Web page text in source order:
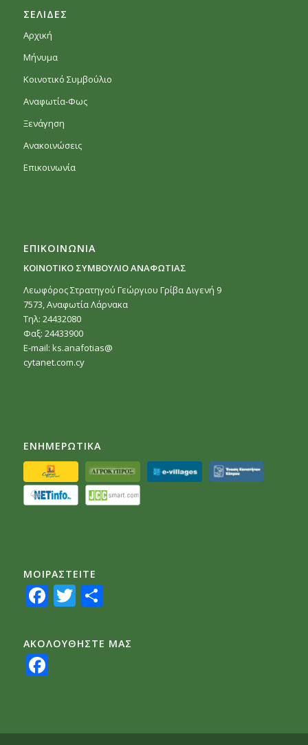
ΣΕΛΙΔΕΣ
Αρχική
Μήνυμα
Κοινοτικό Συμβούλιο
Αναφωτία-Φως
Ξενάγηση
Ανακοινώσεις
Επικοινωνία
ΕΠΙΚΟΙΝΩΝΙΑ
ΚΟΙΝΟΤΙΚΟ ΣΥΜΒΟΥΛΙΟ ΑΝΑΦΩΤΙΑΣ
Λεωφόρος Στρατηγού Γεώργιου Γρίβα Διγενή 9
7573, Αναφωτία Λάρνακα
Τηλ: 24432080
Φαξ: 24433900
E-mail: ks.anafotias@
cytanet.com.cy
ΕΝΗΜΕΡΩΤΙΚΑ
ΜΟΙΡΑΣTEITE
Facebook
Twitter
Share
ΑΚΟΛΟΥΘΗΣΤΕ ΜΑΣ
Facebook